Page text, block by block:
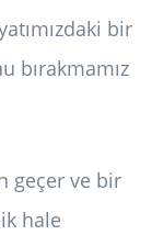
bir
bırakmamız
geçer ve bir
hale